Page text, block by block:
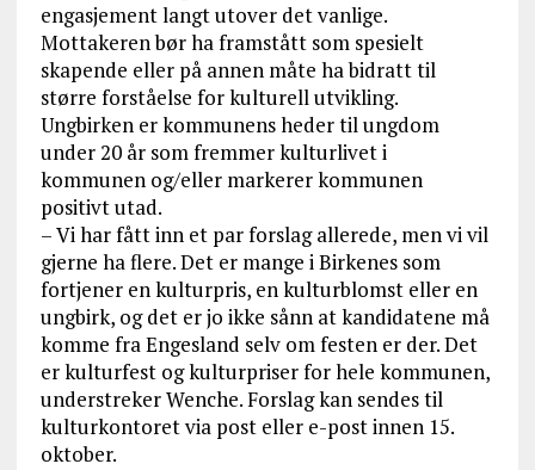
engasjement langt utover det vanlige.
Mottakeren bør ha framstått som spesielt
skapende eller på annen måte ha bidratt til
større forståelse for kulturell utvikling.
Ungbirken er kommunens heder til ungdom
under 20 år som fremmer kulturlivet i
kommunen og/eller markerer kommunen
positivt utad.
– Vi har fått inn et par forslag allerede, men vi vil
gjerne ha flere. Det er mange i Birkenes som
fortjener en kulturpris, en kulturblomst eller en
ungbirk, og det er jo ikke sånn at kandidatene må
komme fra Engesland selv om festen er der. Det
er kulturfest og kulturpriser for hele kommunen,
understreker Wenche. Forslag kan sendes til
kulturkontoret via post eller e-post innen 15.
oktober.